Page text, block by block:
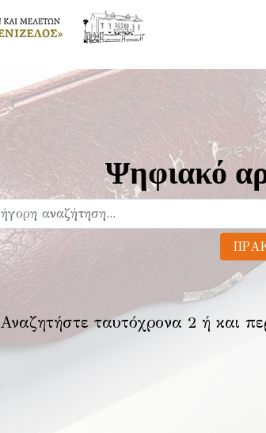
Ψηφιακό
Αναζητήστε ταυτόχρονα 2 ή και